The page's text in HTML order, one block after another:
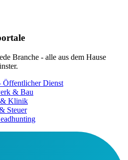
Branche - alle aus dem Hause
Dienst
& Bau
Klinik
Steuer